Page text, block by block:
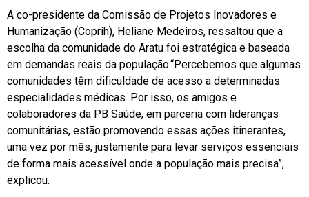
A co-presidente da Comissão de Projetos Inovadores e
Humanização (Coprih), Heliane Medeiros, ressaltou que a
escolha da comunidade do Aratu foi estratégica e baseada
em demandas reais da população.“Percebemos que algumas
comunidades têm dificuldade de acesso a determinadas
especialidades médicas. Por isso, os amigos e
colaboradores da PB Saúde, em parceria com lideranças
comunitárias, estão promovendo essas ações itinerantes,
uma vez por mês, justamente para levar serviços essenciais
de forma mais acessível onde a população mais precisa”,
explicou.